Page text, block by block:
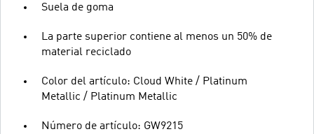
Suela de goma
La parte superior contiene al menos un 50% de
material reciclado
Color del artículo: Cloud White / Platinum
Metallic / Platinum Metallic
Número de artículo: GW9215